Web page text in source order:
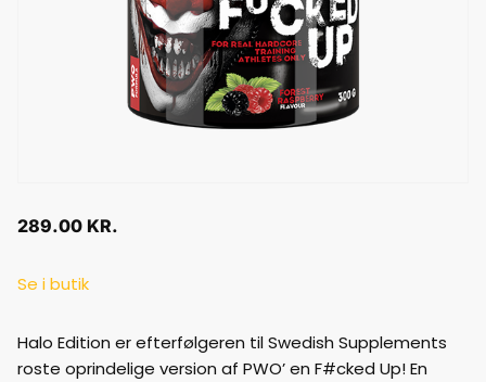
289.00 KR.
Se i butik
Halo Edition er efterfølgeren til Swedish Supplements
roste oprindelige version af PWO’ en F#cked Up! En